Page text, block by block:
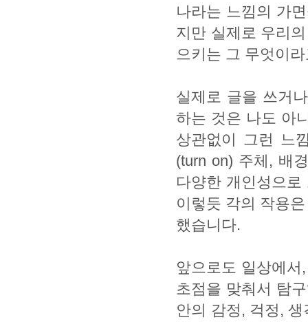
나라는 느낌의 가
지만 실제로 우리
으키는 그 무엇이
실제로 글을 쓰거
하는 것은 나도 아
상관없이 그런 느
(turn on) 주체, 배
다양한 개인성으
이렇듯 각의 작용
했습니다.
앞으로도 일상에
초점을 맞춰서 탐
안의 감정, 걱정,